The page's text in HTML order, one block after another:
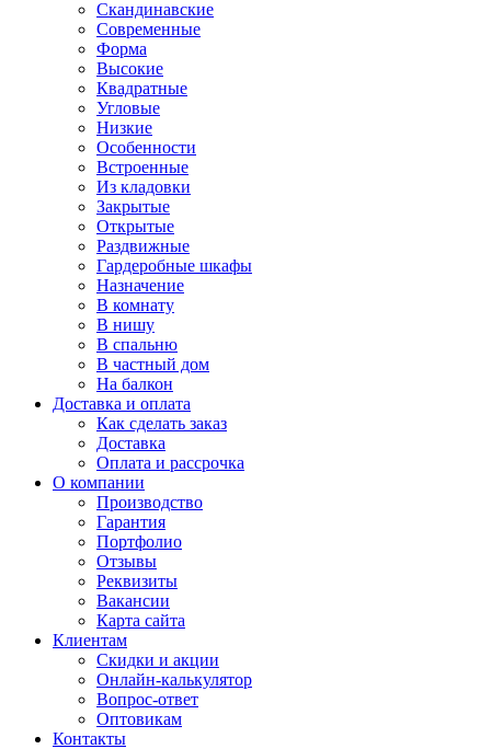
Скандинавские
Современные
Форма
Высокие
Квадратные
Угловые
Низкие
Особенности
Встроенные
Из кладовки
Закрытые
Открытые
Раздвижные
Гардеробные шкафы
Назначение
В комнату
В нишу
В спальню
В частный дом
На балкон
Доставка и оплата
Как сделать заказ
Доставка
Оплата и рассрочка
О компании
Производство
Гарантия
Портфолио
Отзывы
Реквизиты
Вакансии
Карта сайта
Клиентам
Скидки и акции
Онлайн-калькулятор
Вопрос-ответ
Оптовикам
Контакты